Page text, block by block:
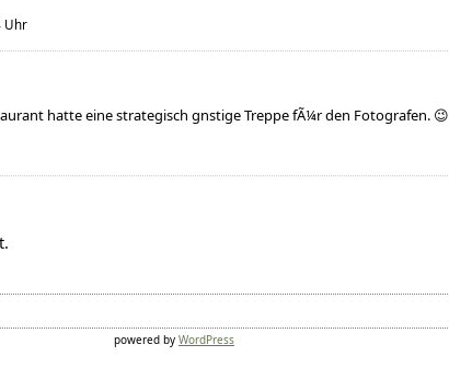
Uhr
hatte eine strategisch gnstige Treppe fÃ¼r den Fotografen. 😉
powered by WordPress